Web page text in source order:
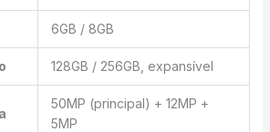
6GB / 8GB
128GB / 256GB, expansível
50MP (principal) + 12MP +
5MP